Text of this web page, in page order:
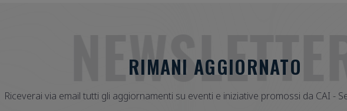
NEWSLETTER
RIMANI AGGIORNATO
Riceverai via email tutti gli aggiornamenti su eventi e iniziative promossi da CAI -